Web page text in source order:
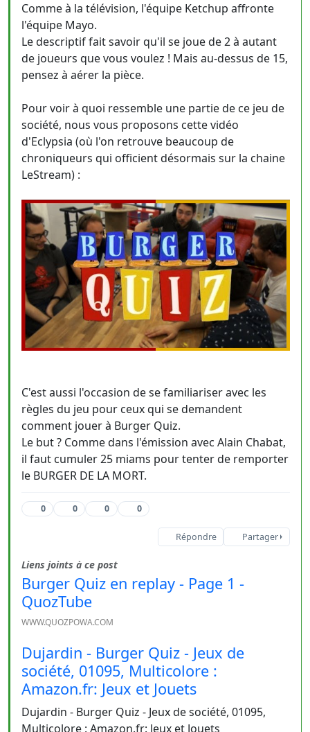
Comme à la télévision, l'équipe Ketchup affronte
l'équipe Mayo.
Le descriptif fait savoir qu'il se joue de 2 à autant
de joueurs que vous voulez ! Mais au-dessus de 15,
pensez à aérer la pièce.
Pour voir à quoi ressemble une partie de ce jeu de
société, nous vous proposons cette vidéo
d'Eclypsia (où l'on retrouve beaucoup de
chroniqueurs qui officient désormais sur la chaine
LeStream) :
C'est aussi l'occasion de se familiariser avec les
règles du jeu pour ceux qui se demandent
comment jouer à Burger Quiz.
Le but ? Comme dans l'émission avec Alain Chabat,
il faut cumuler 25 miams pour tenter de remporter
le BURGER DE LA MORT.
0 0 0 0
Répondre Partager
Liens joints à ce post
Burger Quiz en replay - Page 1 -
QuozTube
WWW.QUOZPOWA.COM
Dujardin - Burger Quiz - Jeux de
société, 01095, Multicolore :
Amazon.fr: Jeux et Jouets
Dujardin - Burger Quiz - Jeux de société, 01095,
Multicolore : Amazon.fr: Jeux et Jouets